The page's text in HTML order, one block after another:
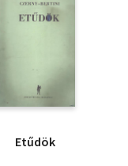
Etűdök